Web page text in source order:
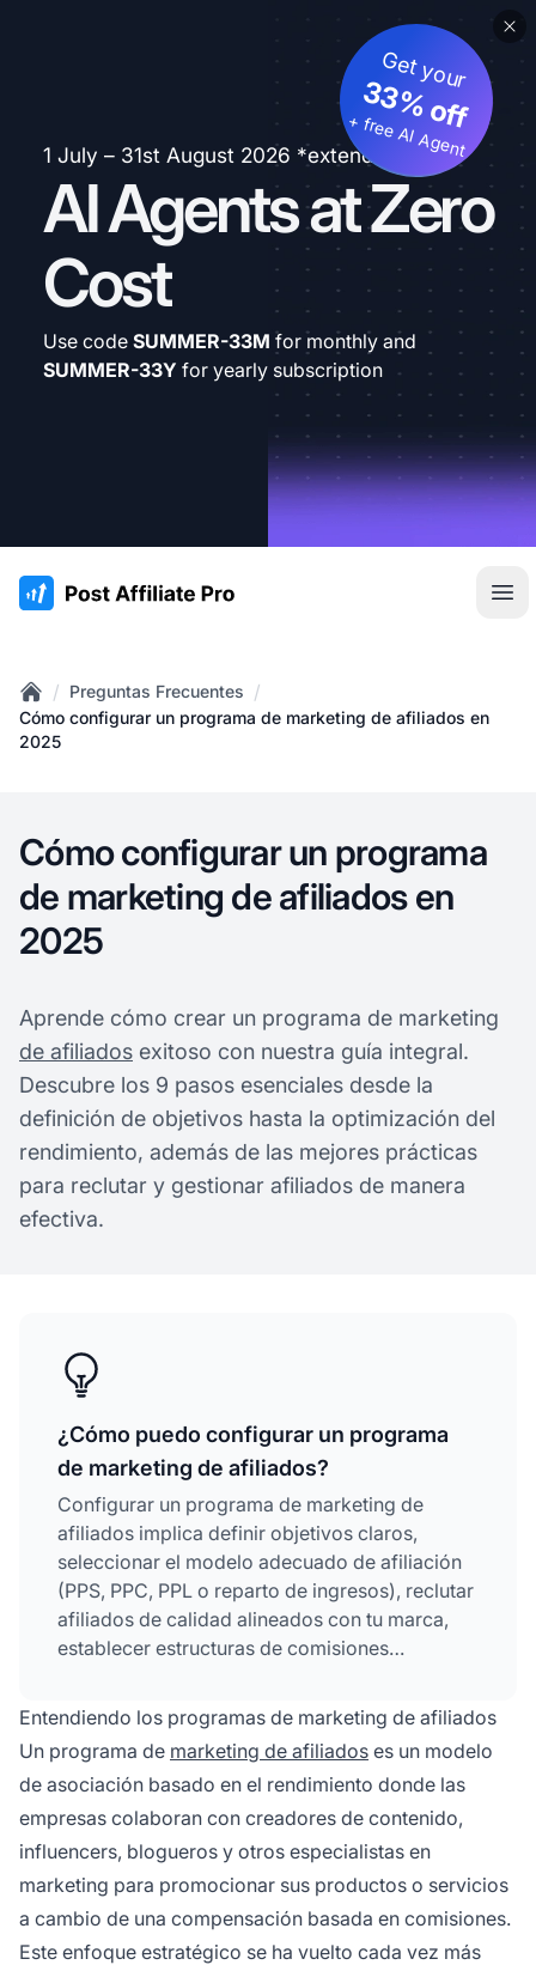
1 July – 31st August 2026 *extended
AI Agents at Zero
Cost
Get your
33% off
+ free AI Agent
Use code SUMMER-33M for monthly and
SUMMER-33Y for yearly subscription
:site.title
Home
/ Preguntas Frecuentes /
Cómo configurar un programa de marketing de afiliados en
2025
Cómo configurar un programa
de marketing de afiliados en
2025
Aprende cómo crear un programa de marketing
de afiliados exitoso con nuestra guía integral.
Descubre los 9 pasos esenciales desde la
definición de objetivos hasta la optimización del
rendimiento, además de las mejores prácticas
para reclutar y gestionar afiliados de manera
efectiva.
¿Cómo puedo configurar un programa
de marketing de afiliados?
Configurar un programa de marketing de
afiliados implica definir objetivos claros,
seleccionar el modelo adecuado de afiliación
(PPS, PPC, PPL o reparto de ingresos), reclutar
afiliados de calidad alineados con tu marca,
establecer estructuras de comisiones
marketing de alta calidad, implementar un
software de seguimiento robusto y mantener
relaciones sólidas conlos afiliados mediante
apoyo y comunicación continua.
Entendiendo los programas de marketing de afiliados
Un programa de marketing de afiliados es un modelo
de asociación basado en el rendimiento donde las
empresas colaboran con creadores de contenido,
influencers, blogueros y otros especialistas en
marketing para promocionar sus productos o servicios
a cambio de una compensación basada en comisiones.
Este enfoque estratégico se ha vuelto cada vez más